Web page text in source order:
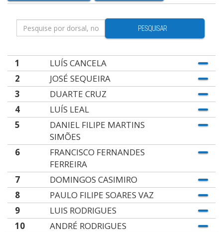
PESQUISAR
1
LUÍS CANCELA
2
JOSÉ SEQUEIRA
3
DUARTE CRUZ
4
LUÍS LEAL
5
DANIEL FILIPE MARTINS
SIMÕES
6
FRANCISCO FERNANDES
FERREIRA
7
DOMINGOS CASIMIRO
8
PAULO FILIPE SOARES VAZ
9
LUIS RODRIGUES
10
ANDRÉ RODRIGUES